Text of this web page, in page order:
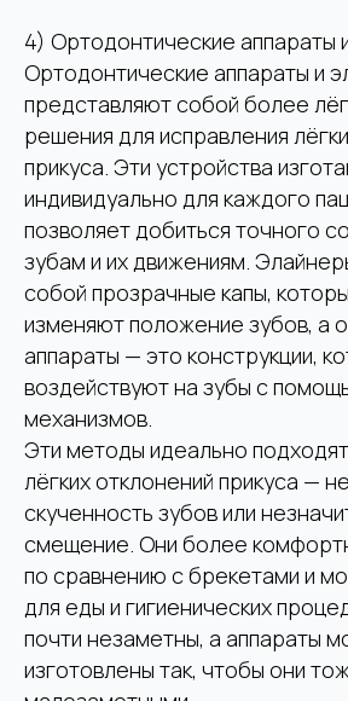
4) Ортодонтические аппараты
Ортодонтические аппараты и
представляют собой более
решения для исправления
прикуса. Эти устройства
индивидуально для каждого
позволяет добиться точного
зубам и их движениям.
собой прозрачные капы,
изменяют положение зубов, а
аппараты — это конструкции,
воздействуют на зубы с
механизмов.
Эти методы идеально
лёгких отклонений прикуса —
скученность зубов или
смещение. Они более
по сравнению с брекетами и
для еды и гигиенических
почти незаметны, а аппараты
изготовлены так, чтобы они
ЗАПИСАТЬСЯ НА ПРИЕМ
политикой конфиденциальности
КЛИНИКА
+7 (495) 953-11-11
+7 (926) 971-60-51
WhatsApp
Telegram
КЛИНИКА "ROYAL-DENT"
+7 (977) 667-13-76 Telegram